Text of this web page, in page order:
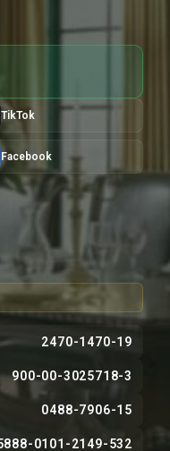
TikTok
Facebook
2470-1470-19
900-00-3025718-3
0488-7906-15
0101-2149-532